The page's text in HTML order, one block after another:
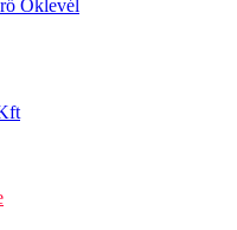
Oklevél